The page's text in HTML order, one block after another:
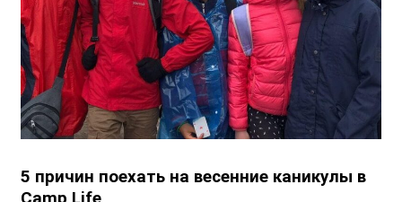
5 причин поехать на весенние каникулы в